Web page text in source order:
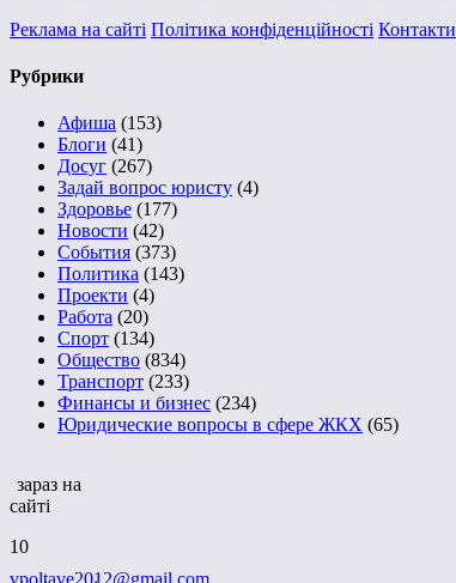
Реклама на сайті Політика конфіденційності Контакти
Рубрики
Афиша (153)
Блоги (41)
Досуг (267)
Задай вопрос юристу (4)
Здоровье (177)
Новости (42)
События (373)
Политика (143)
Проекти (4)
Работа (20)
Спорт (134)
Общество (834)
Транспорт (233)
Финансы и бизнес (234)
Юридические вопросы в сфере ЖКХ (65)
зараз на
сайті
10